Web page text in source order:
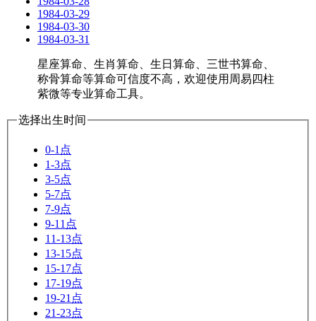
1984-03-29
1984-03-30
1984-03-31
星座算命、生肖算命、生日算命、三世书算命、
称骨算命等算命可信度不高，欢迎使用周易四柱
紫微等专业算命工具。
选择出生时间
0-1点
1-3点
3-5点
5-7点
7-9点
9-11点
11-13点
13-15点
15-17点
17-19点
19-21点
21-23点